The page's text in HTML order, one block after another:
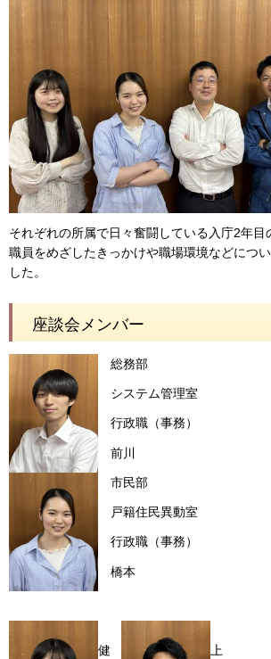
それぞれの所属で日々奮闘している入庁2年目
職員をめざしたきっかけや職場環境などにつ
した。
座談会メンバー
総務部
システム管理室
行政職（事務）
前川
市民部
戸籍住民異動室
行政職（事務）
橋本
健
上